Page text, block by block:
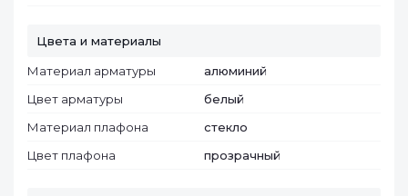
Цвета и материалы
Материал арматуры
алюминий
Цвет арматуры
белый
Материал плафона
cтекло
Цвет плафона
прозрачный